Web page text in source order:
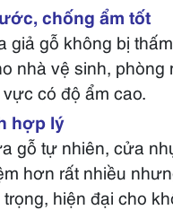
chống ẩm tốt
giả gỗ không bị
nhà vệ sinh,
có độ ẩm cao.
hợp lý
gỗ tự nhiên, cửa
hơn rất nhiều
hiện đại cho